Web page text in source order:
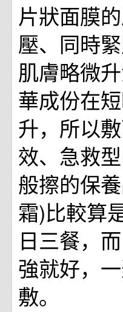
片狀面膜
壓、同時
肌膚略微
華成份在
升，所以
效、急救
般擦的保
霜)比較算
日三餐，
強就好，
敷。